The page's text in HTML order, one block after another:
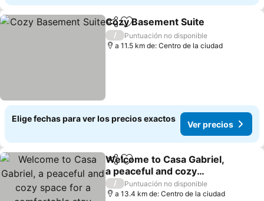
CompartirAgregar a favoritos
Cozy Basement Suite
/
Puntuación no disponible
a 11.5 km de: Centro de la ciudad
Elige fechas para ver los precios exactos
Ver precios
CompartirAgregar a favoritos
Welcome to Casa Gabriel,
a peaceful and cozy
space for a comfortable
stay
Ver precios
/
Puntuación no disponible
a 13.4 km de: Centro de la ciudad